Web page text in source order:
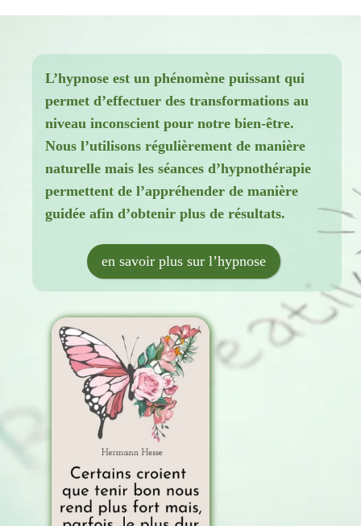
L’hypnose est un phénomène puissant qui
permet d’effectuer des transformations au
niveau inconscient pour notre bien-être.
Nous l’utilisons régulièrement de manière
naturelle mais les séances d’hypnothérapie
permettent de l’appréhender de manière
guidée afin d’obtenir plus de résultats.
en savoir plus sur l’hypnose